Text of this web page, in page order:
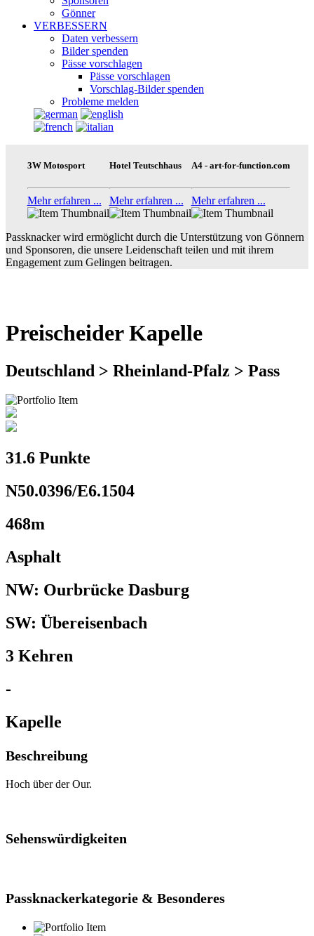
Gönner
VERBESSERN
Daten verbessern
Bilder spenden
Pässe vorschlagen
Pässe vorschlagen
Vorschlag-Bilder spenden
Probleme melden
3W Motosport
Mehr erfahren ...
Hotel Teutschhaus
Mehr erfahren ...
A4 - art-for-function.com
Mehr erfahren ...
Passknacker wird ermöglicht durch die Unterstützung von Gönnern
und Sponsoren, die unsere Leidenschaft teilen und mit ihrem
Engagement zum Gelingen beitragen.
Preischeider Kapelle
Deutschland > Rheinland-Pfalz > Pass
31.6 Punkte
N50.0396/E6.1504
468m
Asphalt
NW: Ourbrücke Dasburg
SW: Übereisenbach
3 Kehren
-
Kapelle
Beschreibung
Hoch über der Our.
Sehenswürdigkeiten
Passknackerkategorie & Besonderes